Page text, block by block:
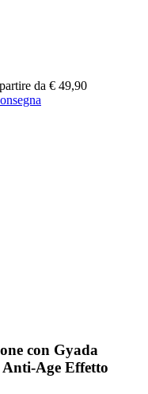
da € 49,90
con Gyada
Anti-Age Effetto